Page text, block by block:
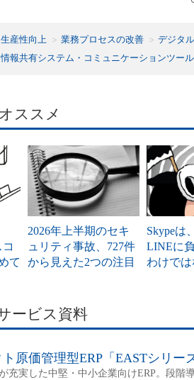
生産性向上 業務プロセスの改善 デジタ
情報共有システム・コミュニケーションツール